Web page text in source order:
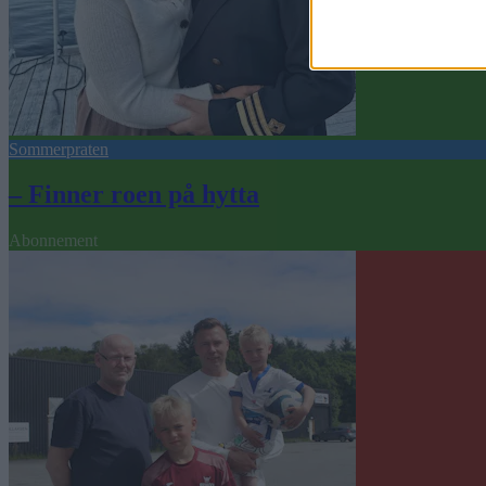
Sommerpraten
– Finner roen på hytta
Abonnement